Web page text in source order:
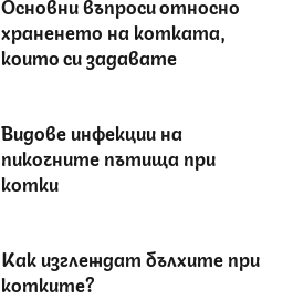
Основни въпроси относно
храненето на котката,
които си задавате
Видове инфекции на
пикочните пътища при
котки
Как изглеждат бълхите при
котките?